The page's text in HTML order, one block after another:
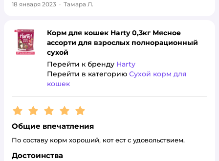
18 января 2023 · Тамара Л.
Корм для кошек Harty 0,3кг Мясное
ассорти для взрослых полнорационный
сухой
Перейти к бренду Harty
Перейти в категорию Сухой корм для
кошек
Рейтинг:5
Общие впечатления
По составу корм хороший, кот ест с удовольствием.
Достоинства